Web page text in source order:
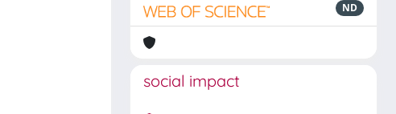
ND
social impact